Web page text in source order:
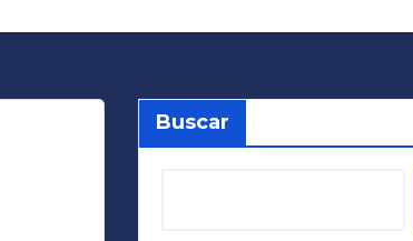
Buscar